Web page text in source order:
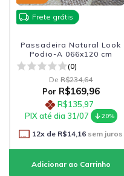
Frete grátis
Passadeira Natural Look
Podio-A 066x120 cm
(0)
De R$234,64
Por R$169,96
R$135,97
PIX até dia 31/07
20%
12x de R$14,16 sem juros